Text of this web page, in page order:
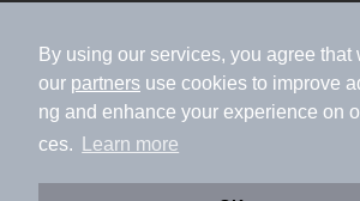
By using our services, you agree that
our partners use cookies to improve
ng and enhance your experience on
ces.
Learn more
加盟店募集（資料請求）
広告出
利用規約
ライフスタイル
特定商取引法に基づく表記
ヘルプ
運営会社